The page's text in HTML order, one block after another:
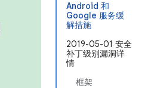
Android 和
Google 服务缓
解措施
2019-05-01 安全
补丁级别漏洞详
情
框架